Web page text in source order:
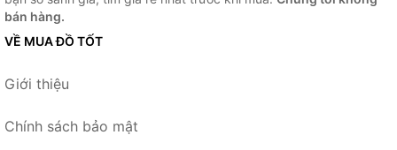
bán hàng.
VỀ MUA ĐỒ TỐT
Giới thiệu
Chính sách bảo mật